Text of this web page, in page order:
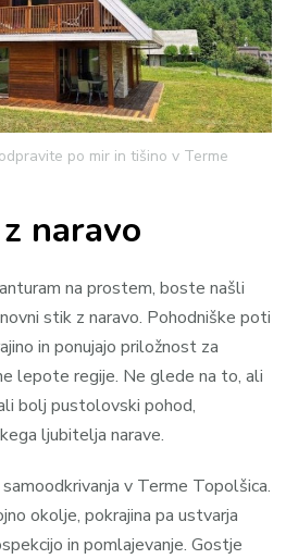
po mir in tišino v Terme
naravo
na prostem, boste našli
stik z naravo. Pohodniške poti
in ponujajo priložnost za
lepote regije. Ne glede na to, ali
bolj pustolovski pohod,
ljubitelja narave.
v Terme Topolšica.
okolje, pokrajina pa ustvarja
in pomlajevanje. Gostje